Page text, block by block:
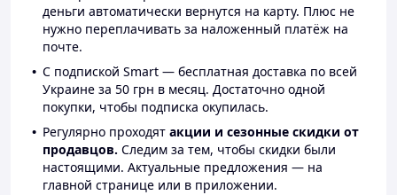
деньги автоматически вернутся на карту. Плюс не
нужно переплачивать за наложенный платёж на
почте.
С подпиской Smart — бесплатная доставка по всей
Украине за 50 грн в месяц. Достаточно одной
покупки, чтобы подписка окупилась.
Регулярно проходят акции и сезонные скидки от
продавцов. Следим за тем, чтобы скидки были
настоящими. Актуальные предложения — на
главной странице или в приложении.